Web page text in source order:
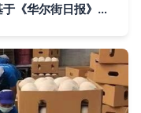
疫情后中国“世界工厂”地位更稳固 基于《华尔街日报》视角的进出口贸易分析